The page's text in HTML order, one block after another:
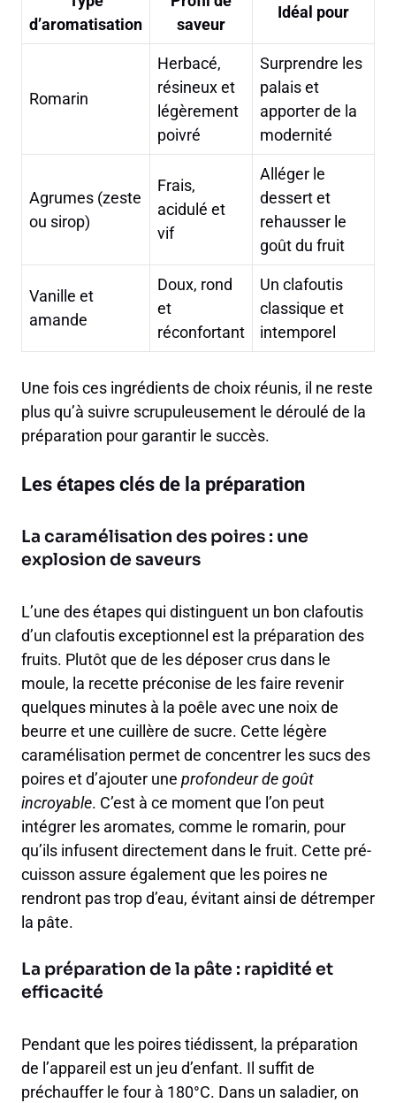
d’aromatisation
saveur
Idéal pour
Romarin
Herbacé,
résineux et
légèrement
poivré
Surprendre les
palais et
apporter de la
modernité
Agrumes (zeste
ou sirop)
Frais,
acidulé et
vif
Alléger le
dessert et
rehausser le
goût du fruit
Vanille et
amande
Doux, rond
et
réconfortant
Un clafoutis
classique et
intemporel
Une fois ces ingrédients de choix réunis, il ne reste
plus qu’à suivre scrupuleusement le déroulé de la
préparation pour garantir le succès.
Les étapes clés de la préparation
La caramélisation des poires : une
explosion de saveurs
L’une des étapes qui distinguent un bon clafoutis
d’un clafoutis exceptionnel est la préparation des
fruits. Plutôt que de les déposer crus dans le
moule, la recette préconise de les faire revenir
quelques minutes à la poêle avec une noix de
beurre et une cuillère de sucre. Cette légère
caramélisation permet de concentrer les sucs des
poires et d’ajouter une profondeur de goût
incroyable. C’est à ce moment que l’on peut
intégrer les aromates, comme le romarin, pour
qu’ils infusent directement dans le fruit. Cette pré-
cuisson assure également que les poires ne
rendront pas trop d’eau, évitant ainsi de détremper
la pâte.
La préparation de la pâte : rapidité et
efficacité
Pendant que les poires tiédissent, la préparation
de l’appareil est un jeu d’enfant. Il suffit de
préchauffer le four à 180°C. Dans un saladier, on